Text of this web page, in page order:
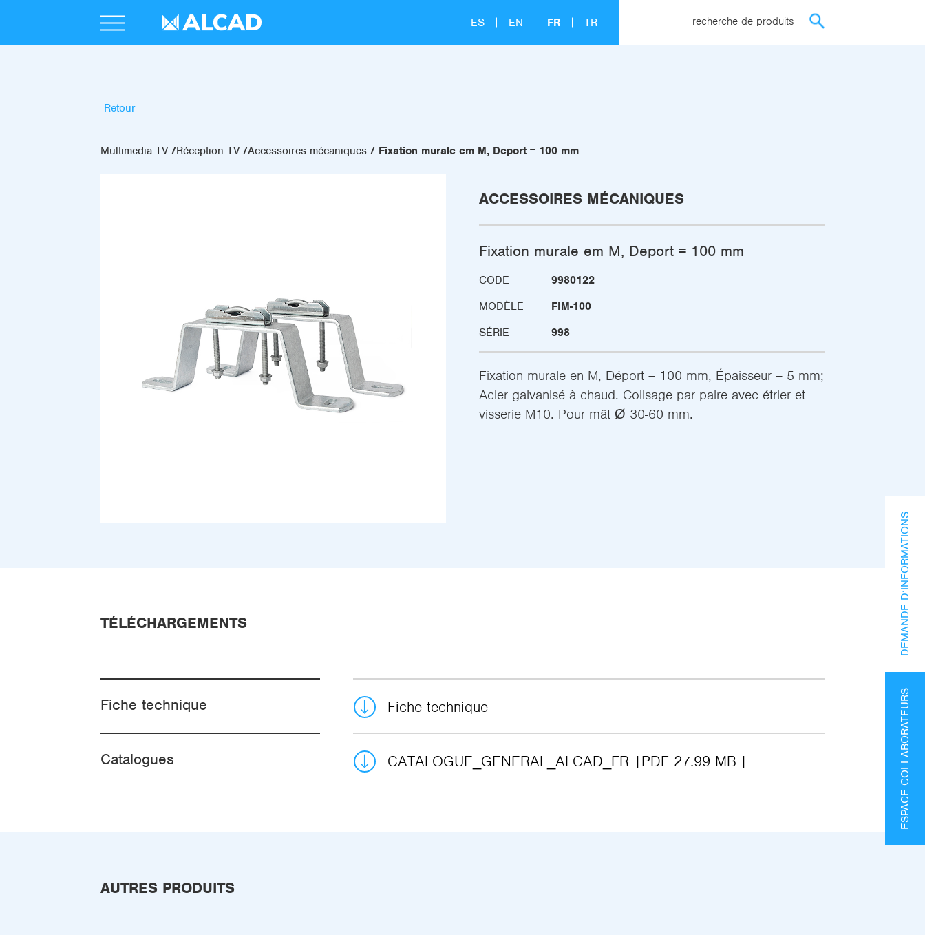
ES EN FR TR recherche de produits
Retour
Multimedia-TV Réception TV Accessoires mécaniques Fixation murale em M, Deport = 100 mm
ACCESSOIRES MÉCANIQUES
Fixation murale em M, Deport = 100 mm
CODE
9980122
MODÈLE
FIM-100
SÉRIE
998
Fixation murale en M, Déport = 100 mm, Épaisseur = 5 mm;
Acier galvanisé à chaud. Colisage par paire avec étrier et
visserie M10. Pour mât Ø 30-60 mm.
TÉLÉCHARGEMENTS
Fiche technique Fiche technique
Catalogues CATALOGUE_GENERAL_ALCAD_FR PDF 27.99 MB
AUTRES PRODUITS
ESPACE COLLABORATEURS
DEMANDE D’INFORMATIONS